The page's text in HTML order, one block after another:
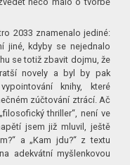
2033 znamenalo jediné:
jiné, kdyby se nejednalo
se totiž zbavit dojmu, že
novely a byl by pak
knihy, které
zúčtování ztrácí. Ač
thriller“, není ve
jsem již mluvil, ještě
a „Kam jdu?“ z textu
adekvátní myšlenkovou